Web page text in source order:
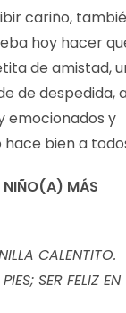
cariño,
hoy hacer
de amistad,
de despedida,
emocionados y
bien a
NIÑO(A) MÁS
CALENTITO.
SER FELIZ EN